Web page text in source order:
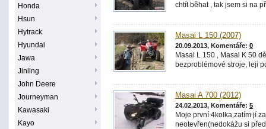
Honda
Hsun
Hytrack
Hyundai
Jawa
Jinling
John Deere
Journeyman
Kawasaki
Kayo
chtít běhat , tak jsem si na
Masai L 150 (2007)
20.09.2013, Komentáře: 0
Masai L 150 , Masai K 50
bezproblémové stroje, leji
Masai A 700 (2012)
24.02.2013, Komentáře: 5
Moje první 4kolka,zatím jí
neotevřen(nedokážu si